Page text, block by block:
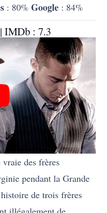
: 80%Google : 84%
IMDb : 7.3
des frères
pendant la Grande
de trois frères